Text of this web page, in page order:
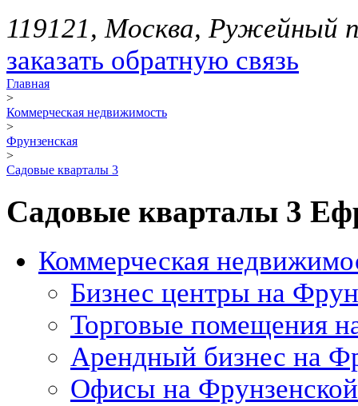
119121, Москва, Ружейный
заказать обратную связь
Главная
>
Коммерческая недвижимость
>
Фрунзенская
>
Садовые кварталы 3
Садовые кварталы 3
Коммерческая
Бизнес центры на
Торговые помещения
Арендный бизнес на
Офисы на Фрунзенской